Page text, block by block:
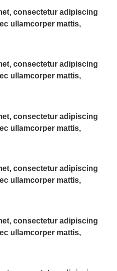
consectetur adipiscing
ullamcorper mattis,
consectetur adipiscing
ullamcorper mattis,
consectetur adipiscing
ullamcorper mattis,
consectetur adipiscing
ullamcorper mattis,
consectetur adipiscing
ullamcorper mattis,